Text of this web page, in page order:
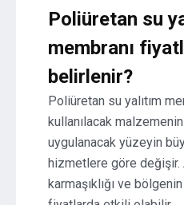
Poliüretan su
membranı
belirlenir?
Poliüretan su yalıtım
kullanılacak
uygulanacak yüzeyin
hizmetlere göre değişir.
karmaşıklığı ve